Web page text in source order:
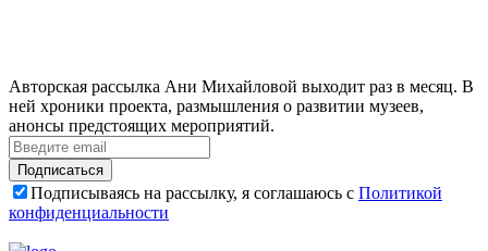
Авторская рассылка Ани Михайловой выходит раз в месяц. В
ней хроники проекта, размышления о развитии музеев,
анонсы предстоящих мероприятий.
Подписаться
Подписываясь на рассылку, я соглашаюсь с Политикой
конфиденциальности